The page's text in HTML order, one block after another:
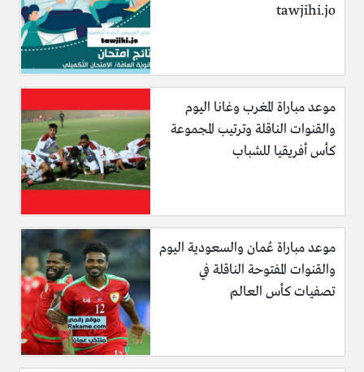
tawjihi.jo
موعد مباراة المغرب وغانا اليوم
والقنوات الناقلة وترتيب المجموعة
كأس أفريقيا للشباب
موعد مباراة عُمان والسعودية اليوم
والقنوات المفتوحة الناقلة في
تصفيات كأس العالم